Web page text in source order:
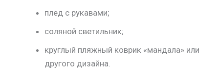
плед с рукавами;
соляной светильник;
круглый пляжный коврик «мандала» или
другого дизайна.